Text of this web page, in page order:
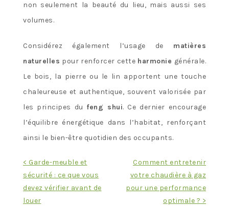
non seulement la beauté du lieu, mais aussi ses
volumes.
Considérez également l’usage de matières
naturelles pour renforcer cette harmonie générale.
Le bois, la pierre ou le lin apportent une touche
chaleureuse et authentique, souvent valorisée par
les principes du feng shui. Ce dernier encourage
l’équilibre énergétique dans l’habitat, renforçant
ainsi le bien-être quotidien des occupants.
Navigation
l’article
< Garde-meuble et
sécurité : ce que vous
devez vérifier avant de
louer
Comment entretenir
votre chaudière à gaz
pour une performance
optimale ? >